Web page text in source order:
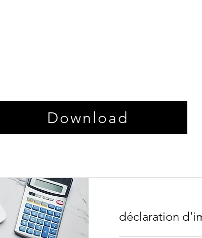
Download
déclaration